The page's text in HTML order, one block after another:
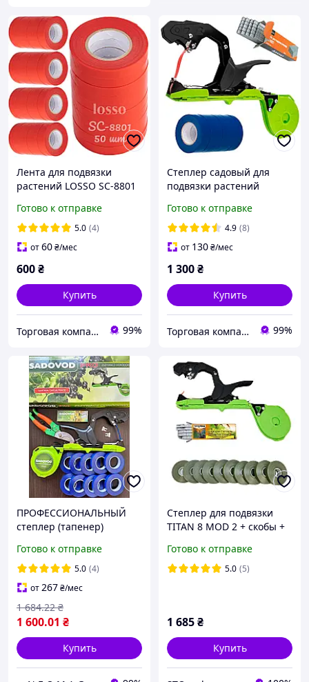
Лента для подвязки
растений LOSSO SC-8801
11мм*25м красная
Готово к отправке
5.0 (4)
от60₴/мес
600₴
Купить
Торговая компания LOSSO 99%
Степлер садовый для
подвязки растений
лента 10 шт, скобы
Готово к отправке
4.9 (8)
от 130₴/мес
1 300₴
Купить
Торговая компания LOSSO 99%
ПРОФЕССИОНАЛЬНЫЙ
степлер (тапенер)
винограда, цветов,
малины
Готово к отправке
5.0 (4)
от267₴/мес
1 600.01 ₴
1 684.22 ₴
Купить
Степлер для подвязки
TITAN 8 MOD 2 + скобы +
Готово к отправке
5.0 (5)
1 685₴
Купить